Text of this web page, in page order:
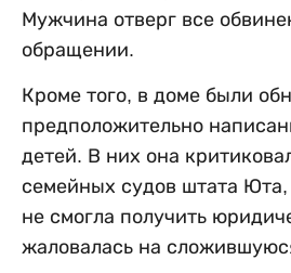
Мужчина отверг все
обращении.
Кроме того, в доме были
предположительно
детей. В них она
семейных судов штата
не смогла получить
жаловалась на